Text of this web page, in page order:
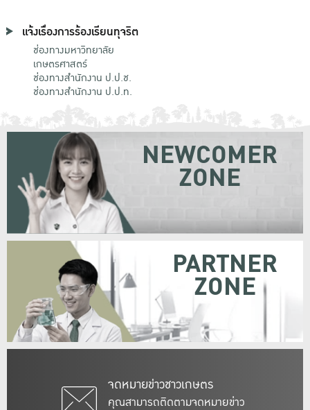
แจ้งเรื่องการร้องเรียนทุจริต
ช่องทางมหาวิทยาลัย
เกษตรศาสตร์
ช่องทางสำนักงาน ป.ป.ช.
ช่องทางสำนักงาน ป.ป.ท.
จดหมายข่าวชาวเกษตร
คุณสามารถติดตามจดหมายข่าว
NEWCOMER
ZONE
PARTNER
ZONE